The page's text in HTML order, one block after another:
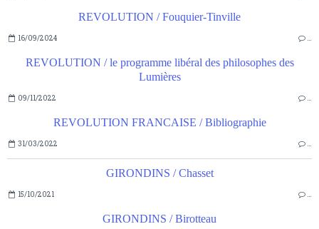
REVOLUTION / Fouquier-Tinville
16/09/2024 …
REVOLUTION / le programme libéral des philosophes des
Lumières
09/11/2022 …
REVOLUTION FRANCAISE / Bibliographie
31/03/2022 …
GIRONDINS / Chasset
15/10/2021 …
GIRONDINS / Birotteau